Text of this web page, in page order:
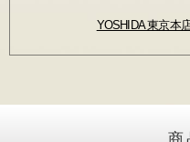
YOSHIDA 東京本